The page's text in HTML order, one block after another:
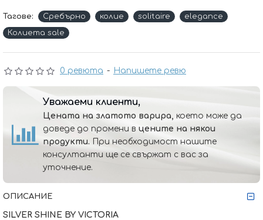
0 ревюта - Напишете ревю
Тагове: Сребърно колие solitaire
elegance
Колиета sale
Уважаеми клиенти,
Цената на златото варира, което може да
доведе до промени в цените на някои
продукти. При необходимост нашите
консултанти ще се свържат с вас за
уточнение.
ОПИСАНИЕ
SILVER SHINE BY VICTORIA